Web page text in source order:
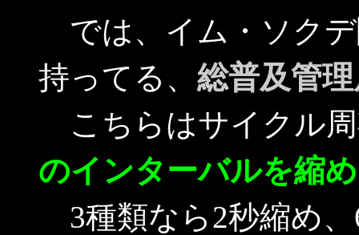
では、イム・ソク
持ってる、 総普及管
こちらはサイクル
のインターバルを縮
3種類なら2秒縮め